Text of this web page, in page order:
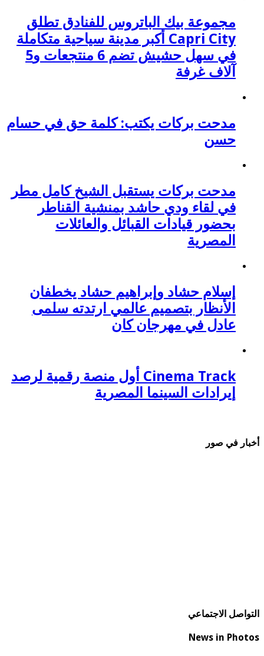
مجموعة بيك الباتروس للفنادق تطلق
Capri City أكبر مدينة سياحية متكاملة
في سهل حشيش تضم 6 منتجعات و5
آلاف غرفة
مدحت بركات يكتب: كلمة حق في حسام
حسن
مدحت بركات يستقبل الشيخ كامل مطر
في لقاء ودي حاشد بمنشية القناطر
بحضور قيادات القبائل والعائلات
المصرية
إسلام حشاد وإبراهيم حشاد يخطفان
الأنظار بتصميم عالمي ارتدته سلمى
عادل في مهرجان كان
Cinema Track أول منصة رقمية لرصد
إيرادات السينما المصرية
أخبار في صور
التواصل الاجتماعي
News in Photos